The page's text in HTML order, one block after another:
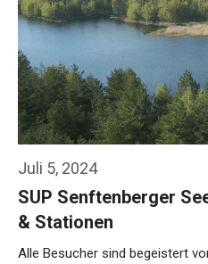
Juli 5, 2024
SUP Senftenberger
& Stationen
Alle Besucher sind begeistert